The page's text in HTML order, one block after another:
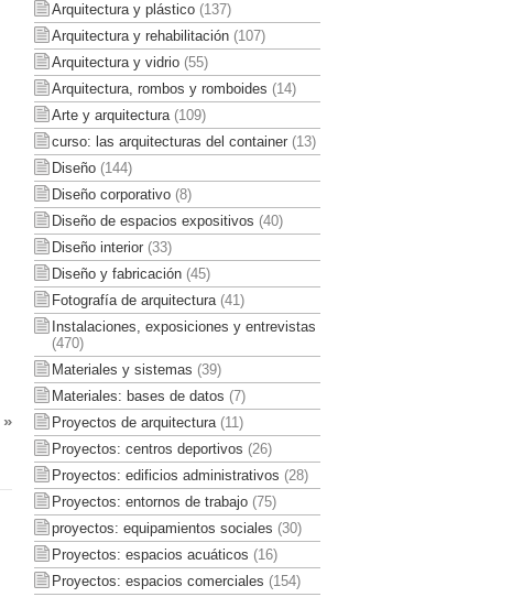
»
Arquitectura y plástico(137)
Arquitectura y rehabilitación(107)
Arquitectura y vidrio(55)
Arquitectura, rombos y romboides (14)
Arte y arquitectura(109)
curso: las arquitecturas del container(13)
Diseño(144)
Diseño corporativo(8)
Diseño de espacios expositivos (40)
Diseño interior(33)
Diseño y fabricación(45)
Fotografía de arquitectura(41)
Instalaciones, exposiciones y entrevistas
(470)
Materiales y sistemas (39)
Materiales: bases de datos (7)
Proyectos de arquitectura(11)
Proyectos: centros deportivos (26)
Proyectos: edificios administrativos (28)
Proyectos: entornos de trabajo(75)
proyectos: equipamientos sociales (30)
Proyectos: espacios acuáticos (16)
Proyectos: espacios comerciales (154)